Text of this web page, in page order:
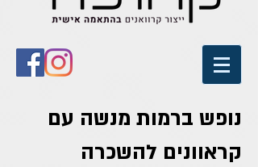
נופש ברמות מנשה עם
קראוונים להשכרה